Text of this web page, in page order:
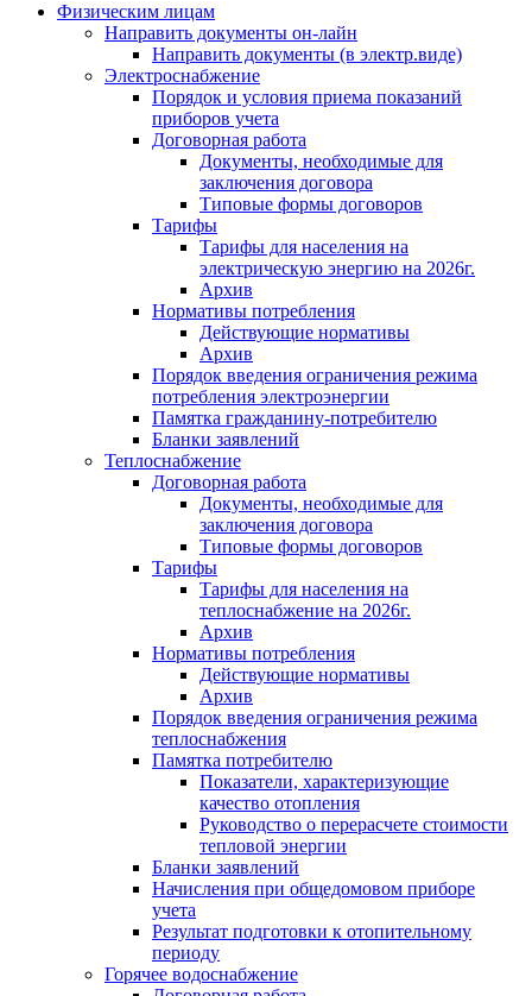
Физическим лицам
Направить документы он-лайн
Направить документы (в электр.виде)
Электроснабжение
Порядок и условия приема показаний
приборов учета
Договорная работа
Документы, необходимые для
заключения договора
Типовые формы договоров
Тарифы
Тарифы для населения на
электрическую энергию на 2026г.
Архив
Нормативы потребления
Действующие нормативы
Архив
Порядок введения ограничения режима
потребления электроэнергии
Памятка гражданину-потребителю
Бланки заявлений
Теплоснабжение
Договорная работа
Документы, необходимые для
заключения договора
Типовые формы договоров
Тарифы
Тарифы для населения на
теплоснабжение на 2026г.
Архив
Нормативы потребления
Действующие нормативы
Архив
Порядок введения ограничения режима
теплоснабжения
Памятка потребителю
Показатели, характеризующие
качество отопления
Руководство о перерасчете стоимости
тепловой энергии
Бланки заявлений
Начисления при общедомовом приборе
учета
Результат подготовки к отопительному
периоду
Горячее водоснабжение